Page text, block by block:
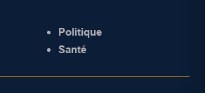
Politique
Santé